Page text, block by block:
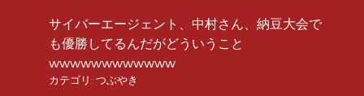
サイバーエージェント、中村さん、納豆大会で
も優勝してるんだがどういうこと
wwwwwwwwwwww
カテゴリ: つぶやき